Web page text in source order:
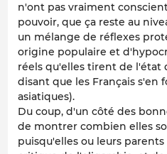
n'ont pas vraiment
pouvoir, que ça reste au
un mélange de réflexes
origine populaire et
réels qu'elles tirent de l'état
disant que les Français s'en
asiatiques).
Du coup, d'un côté des
de montrer combien elles
puisqu'elles ou leurs